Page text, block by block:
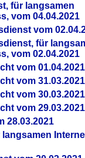
für langsamen
vom 04.04.2021
vom
für
vom 02.04.2021
vom 01.04.2021
vom 31.03.2021
vom 30.03.2021
vom 29.03.2021
28.03.2021